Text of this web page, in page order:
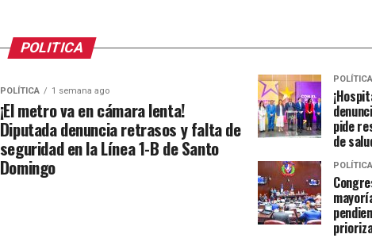
POLITICA
POLÍTICA 1 semana ago
¡El metro va en cámara lenta!
Diputada denuncia retrasos y falta de
seguridad en la Línea 1-B de Santo
Domingo
POLÍTICA
pide
de
POLÍTICA